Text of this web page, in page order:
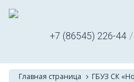
+7 (86545) 226-44 /
Главная страница
ГБУЗ СК